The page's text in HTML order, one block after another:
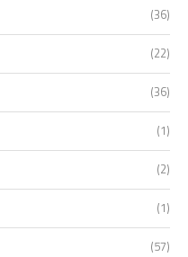
(36)
(22)
(36)
(1)
(2)
(1)
(57)